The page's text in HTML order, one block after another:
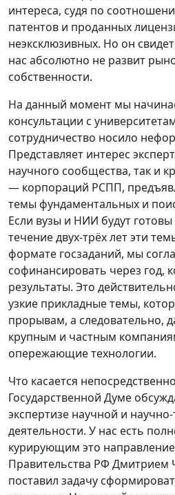
интереса, судя по
патентов и проданных
неэксклюзивных. Но он
нас абсолютно не развит
собственности.
На данный момент мы
консультации с
сотрудничество носило
Представляет интерес
научного сообщества, так и
— корпораций РСПП,
темы фундаментальных и
Если вузы и НИИ будут
течение двух-трёх лет эти
формате госзаданий, мы
софинансировать через год,
результаты. Это
узкие прикладные темы,
прорывам, а следовательно,
крупным и частным
опережающие технологии.
Что касается
Государственной Думе
экспертизе научной и
деятельности. У нас есть
курирующим это
Правительства РФ
поставил задачу